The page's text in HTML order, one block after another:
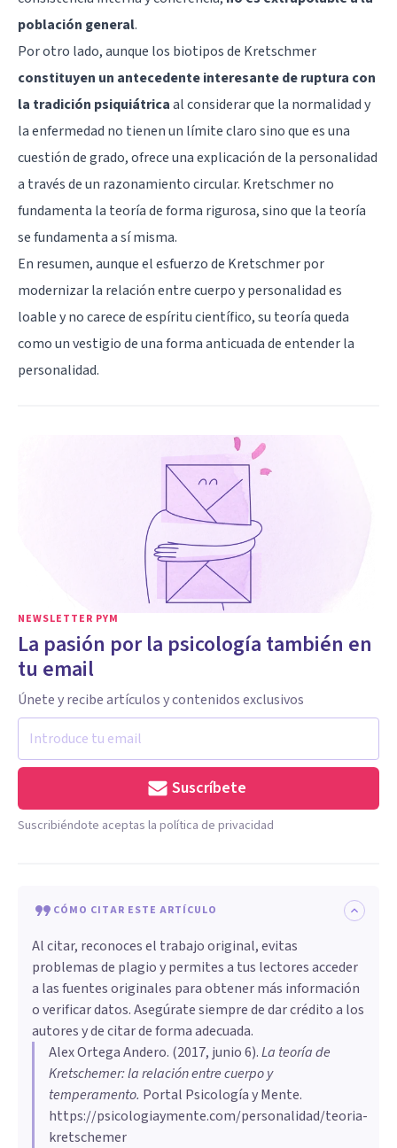
población general.
Por otro lado, aunque los biotipos de Kretschmer
constituyen un antecedente interesante de ruptura con
la tradición psiquiátricaal considerar que la normalidad y
la enfermedad no tienen un límite claro sino que es una
cuestión de grado, ofrece una explicación de la personalidad
a través de un razonamiento circular. Kretschmer no
fundamenta la teoría de forma rigurosa, sino que la teoría
se fundamenta a sí misma.
En resumen, aunque el esfuerzo de Kretschmer por
modernizar la relación entre cuerpo y personalidad es
loable y no carece de espíritu científico, su teoría queda
como un vestigio de una forma anticuada de entender la
personalidad.
NEWSLETTER PYM
La pasión por la psicología también en
tu email
Únete y recibe artículos y contenidos exclusivos
Suscríbete
Suscribiéndote aceptas la política de privacidad
CÓMO CITAR ESTE ARTÍCULO
Al citar, reconoces el trabajo original, evitas
problemas de plagio y permites a tus lectores acceder
a las fuentes originales para obtener más información
o verificar datos. Asegúrate siempre de dar crédito a los
autores y de citar de forma adecuada.
Alex Ortega Andero. (2017, junio 6).La teoría de
Kretschemer: la relación entre cuerpo y
temperamento. Portal Psicología y Mente.
https://psicologiaymente.com/personalidad/teoria-
kretschemer